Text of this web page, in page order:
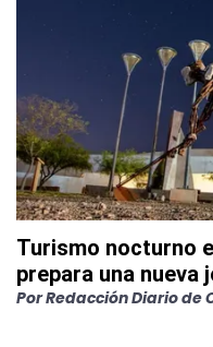
Turismo nocturno
prepara una
PorRedacción Diario de